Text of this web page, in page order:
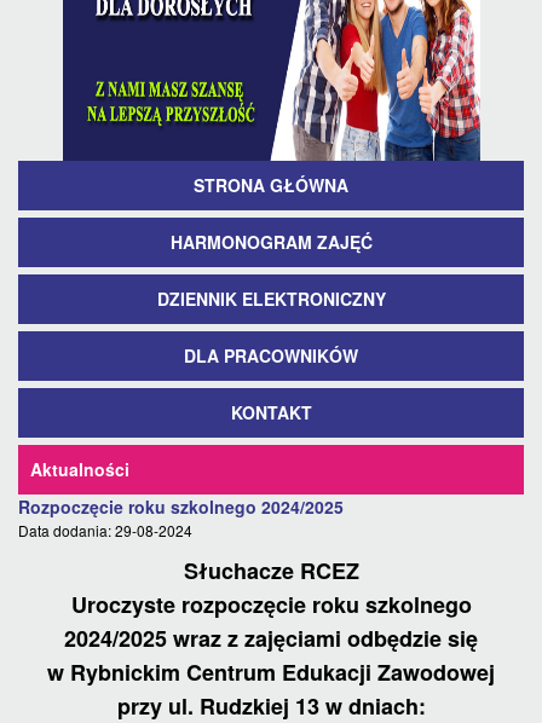
STRONA GŁÓWNA
HARMONOGRAM ZAJĘĆ
DZIENNIK ELEKTRONICZNY
DLA PRACOWNIKÓW
KONTAKT
Aktualności
Rozpoczęcie roku szkolnego 2024/2025
Data dodania: 29-08-2024
Słuchacze RCEZ
Uroczyste rozpoczęcie roku szkolnego
2024/2025 wraz z zajęciami odbędzie się
w Rybnickim Centrum Edukacji Zawodowej
przy ul. Rudzkiej 13 w dniach: